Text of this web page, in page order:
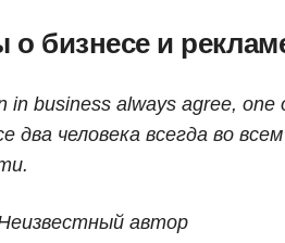
бизнесе и
in business always agree, one
два человека всегда во
автор